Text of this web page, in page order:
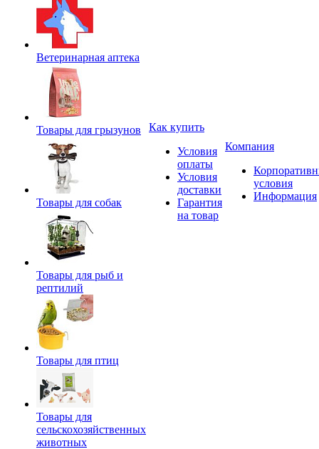
Ветеринарная аптека
Товары для грызунов
Товары для собак
Товары для рыб и
рептилий
Товары для птиц
Товары для
сельскохозяйственных
животных
Как купить
Условия
оплаты
Условия
доставки
Гарантия
на товар
Компания
условия
Информация